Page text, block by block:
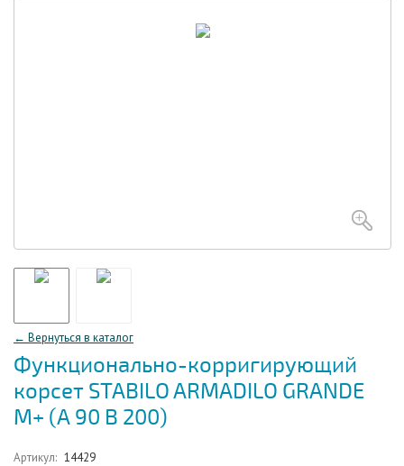
← Вернуться в каталог
Функционально-корригирующий
корсет STABILO ARMADILO GRANDE
M+ (А 90 В 200)
Артикул: 14429